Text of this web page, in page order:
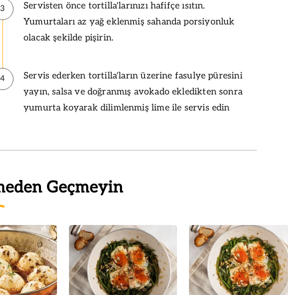
3
Servisten önce tortilla'larınızı hafifçe ısıtın.
Yumurtaları az yağ eklenmiş sahanda porsiyonluk
olacak şekilde pişirin.
4
Servis ederken tortilla'ların üzerine fasulye püresini
yayın, salsa ve doğranmış avokado ekledikten sonra
yumurta koyarak dilimlenmiş lime ile servis edin
Geçmeyin